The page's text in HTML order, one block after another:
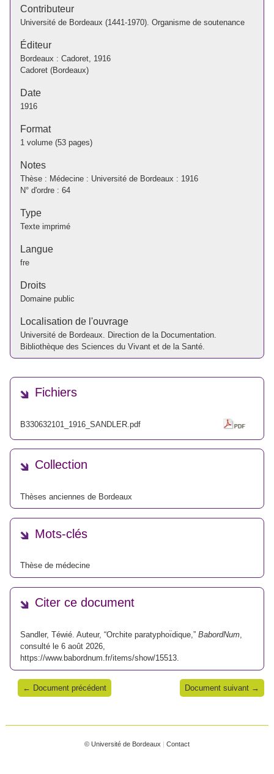
Contributeur
Université de Bordeaux (1441-1970). Organisme de soutenance
Éditeur
Bordeaux : Cadoret, 1916
Cadoret (Bordeaux)
Date
1916
Format
1 volume (53 pages)
Notes
Thèse : Médecine : Université de Bordeaux : 1916
N° d'ordre : 64
Type
Texte imprimé
Langue
fre
Droits
Domaine public
Localisation de l'ouvrage
Université de Bordeaux. Direction de la Documentation.
Bibliothèque des Sciences du Vivant et de la Santé.
Fichiers
B330632101_1916_SANDLER.pdf
Collection
Thèses anciennes de Bordeaux
Mots-clés
Thèse de médecine
Citer ce document
Sandler, Téwié. Auteur, “Orchite paratyphoı̈dique,” BabordNum
consulté le 6 août 2026,
https://www.babordnum.fr/items/show/15513
← Document précédent Document suivant →
© Université de Bordeaux | Contact